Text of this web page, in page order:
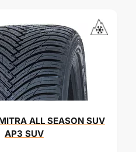
ALL SEASON SUV
AP3 SUV